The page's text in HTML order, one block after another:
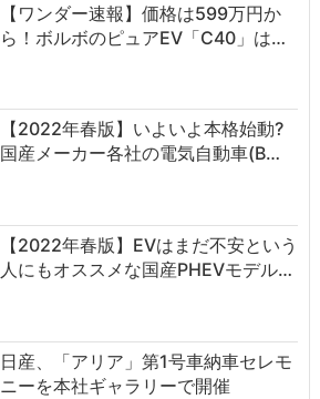
【ワンダー速報】価格は599万円か
ら！ボルボのピュアEV「C40」は…
【2022年春版】いよいよ本格始動?
国産メーカー各社の電気自動車(B…
【2022年春版】EVはまだ不安という
人にもオススメな国産PHEVモデル…
日産、「アリア」第1号車納車セレモ
ニーを本社ギャラリーで開催